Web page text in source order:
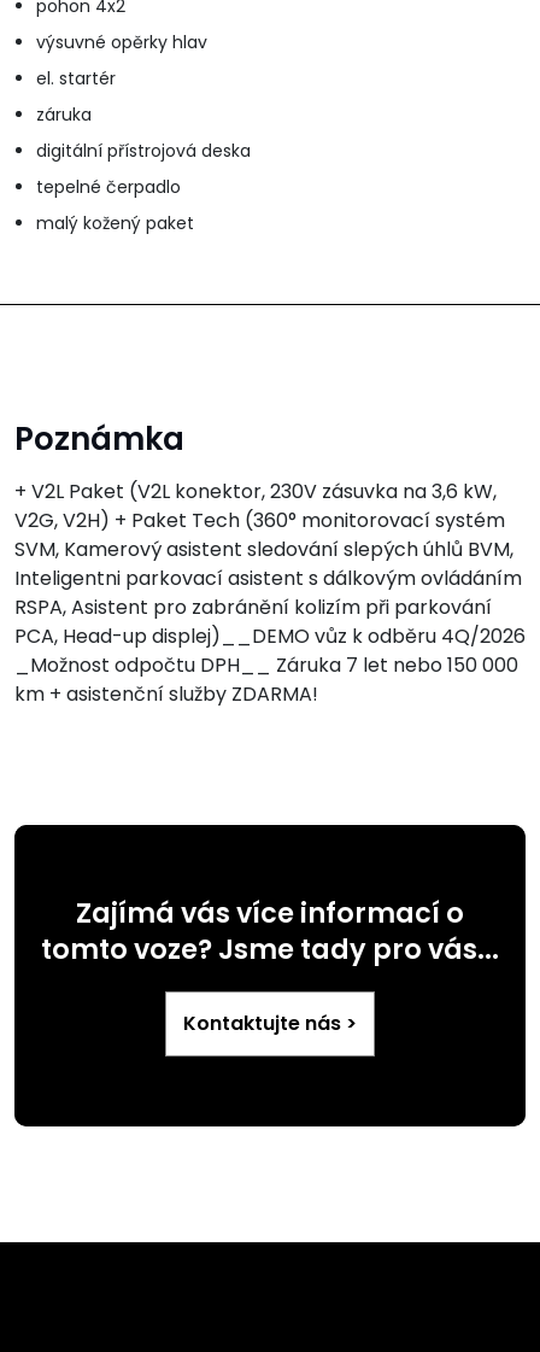
pohon 4x2
výsuvné opěrky hlav
el. startér
záruka
digitální přístrojová deska
tepelné čerpadlo
malý kožený paket
Poznámka
+ V2L Paket (V2L konektor, 230V zásuvka na 3,6 kW,
V2G, V2H) + Paket Tech (360° monitorovací systém
SVM, Kamerový asistent sledování slepých úhlů BVM,
Inteligentni parkovací asistent s dálkovým ovládáním
RSPA, Asistent pro zabránění kolizím při parkování
PCA, Head-up displej)__DEMO vůz k odběru 4Q/2026
_Možnost odpočtu DPH__ Záruka 7 let nebo 150 000
km + asistenční služby ZDARMA!
Zajímá vás více informací o
tomto voze? Jsme tady pro vás...
Kontaktujte nás >